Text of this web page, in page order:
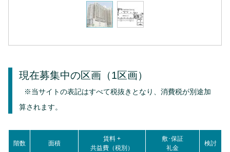
現在募集中の区画 （1区画）
※当サイトの表記はすべて税抜きとなり、消費税が別途加
算されます。
階数 面積
賃料 +
共益費（税別）
敷･保証
礼金
検討